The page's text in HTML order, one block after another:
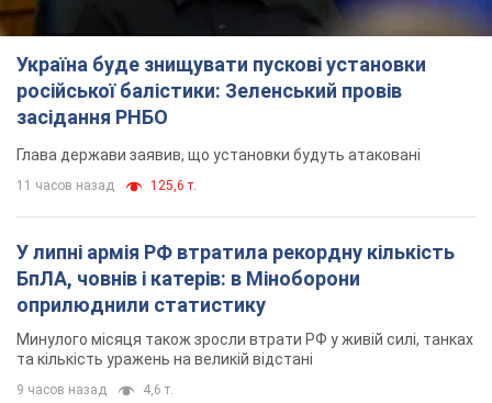
Україна буде знищувати пускові установки
російської балістики: Зеленський провів
засідання РНБО
Глава держави заявив, що установки будуть атаковані
11 часов назад 125,6 т.
У липні армія РФ втратила рекордну кількість
БпЛА, човнів і катерів: в Міноборони
оприлюднили статистику
Минулого місяця також зросли втрати РФ у живій силі, танках
та кількість уражень на великій відстані
9 часов назад 4,6 т.